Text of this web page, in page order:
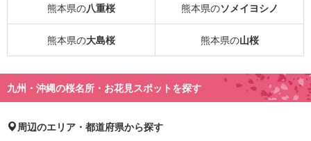
熊本県の八重桜 熊本県のソメイヨシノ
熊本県の大島桜 熊本県の山桜
九州・沖縄の桜名所・お花見スポットを探す
周辺のエリア・都道府県から探す